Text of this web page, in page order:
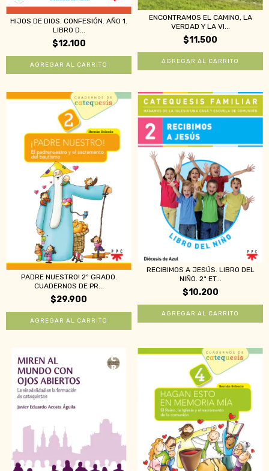
HIJOS DE DIOS. CONFESIÓN. AÑO 1.
LIBRO D...
$12.100
ENCONTRAMOS EL CAMINO, LA
VERDAD Y LA VI...
$11.500
PADRE NUESTRO! 2º GRADO.
CUADERNOS DE PR...
$29.900
RECIBIMOS A JESÚS. LIBRO DEL
NIÑO. 2ª ET...
$10.200